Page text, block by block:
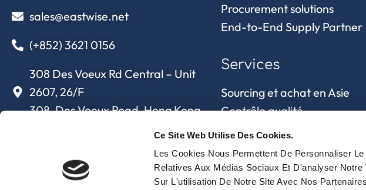
Ce Site Web Utilise Des Cookies.
Les Cookies Nous Permettent De Personnaliser
Relatives Aux Médias Sociaux Et D'analyser
Sur L'utilisation De Notre Site Avec Nos
sales@eastwise.net
(+852) 3621 0156
308 Des Voeux Rd Central – Unit
2607, 26/F
308, Des Voeux Road, Hong Kong
Procurement solutions
End-to-End Supply Partner
Services
Sourcing et achat en Asie
Contrôle qualité
Supply chain et
approvisionnement